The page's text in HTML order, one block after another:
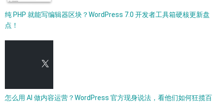
纯 PHP 就能写编辑器区块？WordPress 7.0 开发者工具箱硬核更新盘
点！
怎么用 AI 做内容运营？WordPress 官方现身说法，看他们如何狂揽百